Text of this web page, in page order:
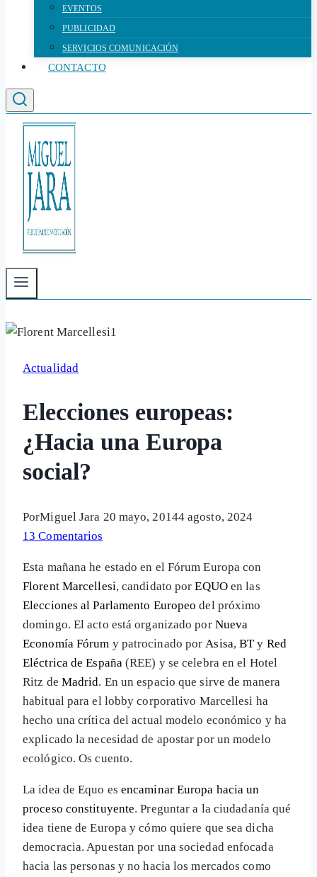
EVENTOS
PUBLICIDAD
SERVICIOS COMUNICACIÓN
CONTACTO
Actualidad
Elecciones europeas:
¿Hacia una Europa
social?
PorMiguel Jara 20 mayo, 20144 agosto, 2024
13 Comentarios
Esta mañana he estado en el Fórum Europa con
Florent Marcellesi, candidato porEQUOen las
Elecciones al Parlamento Europeo del próximo
domingo. El acto está organizado por Nueva
Economía Fórum y patrocinado por Asisa,BTy Red
Eléctrica de España (REE) y se celebra en el Hotel
Ritz de Madrid. En un espacio que sirve de manera
habitual para el lobby corporativo Marcellesi ha
hecho una crítica del actual modelo económico y ha
explicado la necesidad de apostar por un modelo
ecológico. Os cuento.
La idea de Equo es encaminar Europa hacia un
proceso constituyente. Preguntar a la ciudadanía qué
idea tiene de Europa y cómo quiere que sea dicha
democracia. Apuestan por una sociedad enfocada
hacia las personas y no hacia los mercados como